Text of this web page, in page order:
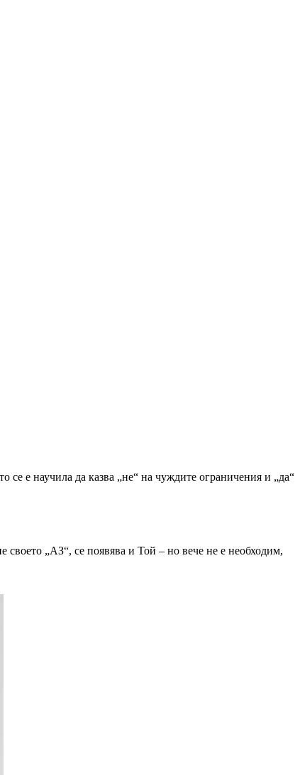
е научила да казва „не“ на чуждите ограничения и „да“
своето „АЗ“, се появява и Той – но вече не е необходим,